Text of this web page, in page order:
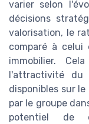
varier selon
décisions
valorisation, le
comparé à celui
immobilier.
l'attractivité
disponibles sur
par le groupe
potentiel de